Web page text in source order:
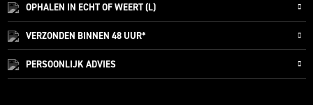
OPHALEN IN ECHT OF WEERT (L)
VERZONDEN BINNEN 48 UUR*
PERSOONLIJKADVIES